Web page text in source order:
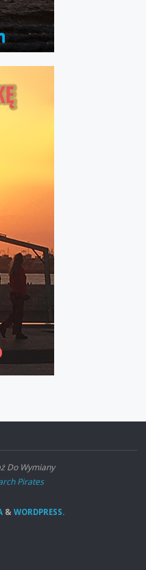
Do Wymiany
Pirates
& WORDPRESS.